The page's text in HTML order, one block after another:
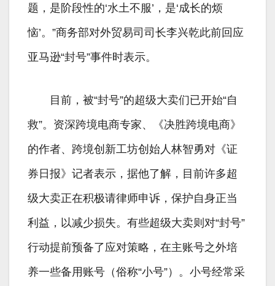
题，是阶段性的‘水土不服’，是‘成长的烦
恼’。”商务部对外贸易司司长李兴乾此前回应
亚马逊“封号”事件时表示。
目前，被“封号”的超级大卖们已开始“自
救”。资深跨境电商专家、《决胜跨境电商》
的作者、跨境创新工坊创始人林智勇对《证
券日报》记者表示，据他了解，目前许多超
级大卖正在积极请律师申诉，保护自身正当
利益，以减少损失。有些超级大卖则对“封号”
行动提前预备了应对策略，在主账号之外培
养一些备用账号（俗称“小号”）。小号经常采